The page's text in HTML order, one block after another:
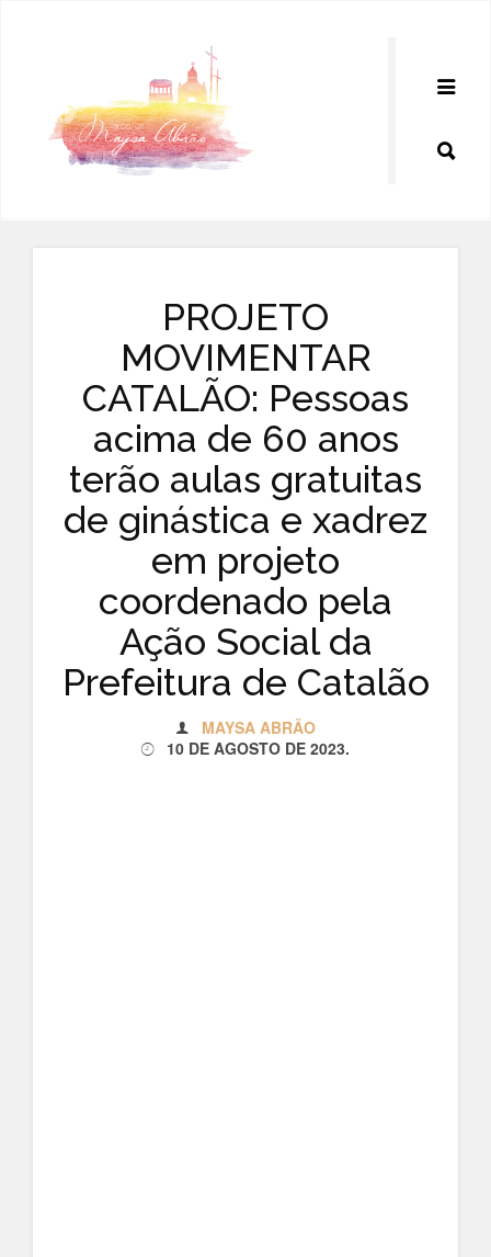
PROJETO
MOVIMENTAR
CATALÃO: Pessoas
acima de 60 anos
terão aulas gratuitas
de ginástica e xadrez
em projeto
coordenado pela
Ação Social da
Prefeitura de Catalão
MAYSA ABRÃO
10 DE AGOSTO DE 2023.